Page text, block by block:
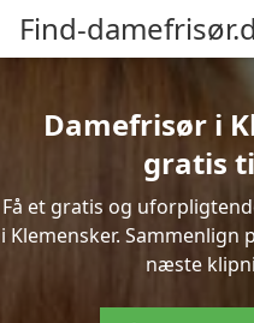
Find-
Damefrisør i
gratis
Få et gratis og
i Klemensker.
næste